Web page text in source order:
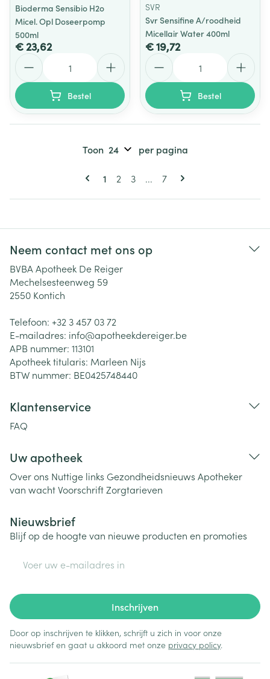
Bioderma Sensibio H2o
Micel. Opl Doseerpomp
500ml
€ 23,62
Bestel
SVR
Svr Sensifine A/roodheid
Micellair Water 400ml
€ 19,72
Bestel
Pagina's
U lees momenteel pagina
1 Pagina
2 Pagina
3 ... Pagina
7
Toon per pagina
Neem contact met ons op
BVBA Apotheek De Reiger
Mechelsesteenweg 59
2550 Kontich
Telefoon: +32 3 457 03 72
E-mailadres: info@apotheekdereiger.be
APB nummer: 113101
Apotheek titularis: Marleen Nijs
BTW nummer: BE0425748440
Klantenservice
FAQ
Uw apotheek
Over ons Nuttige links Gezondheidsnieuws Apotheker
van wachtVoorschriftZorgtarieven
Nieuwsbrief
Blijf op de hoogte van nieuwe producten en promoties
Inschrijven
Door op inschrijven te klikken, schrijft u zich in voor onze
nieuwsbrief en gaat u akkoord met onze privacy policy.